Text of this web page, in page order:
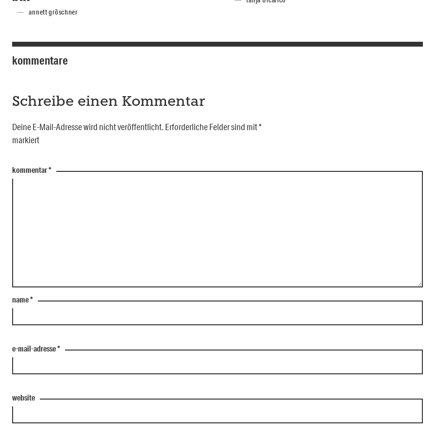
annett gröschner
kommentare
Schreibe einen Kommentar
Deine E-Mail-Adresse wird nicht veröffentlicht. Erforderliche Felder sind mit*
markiert
kommentar*
name*
e-mail-adresse*
website